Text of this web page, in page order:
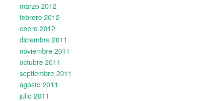
marzo 2012
febrero 2012
enero 2012
diciembre 2011
noviembre 2011
octubre 2011
septiembre 2011
agosto 2011
julio 2011